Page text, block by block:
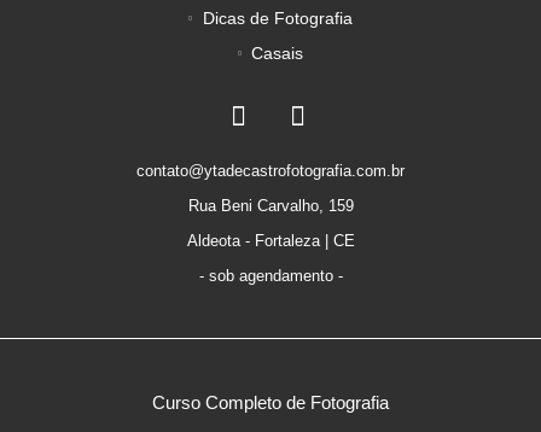
Dicas de Fotografia
Casais
contato@ytadecastrofotografia.com.br
Rua Beni Carvalho, 159
Aldeota - Fortaleza | CE
- sob agendamento -
Curso Completo de Fotografia